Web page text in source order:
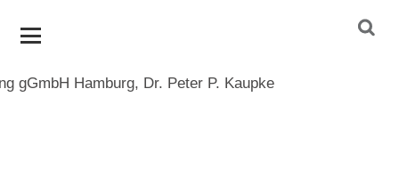
Suchen
nach: